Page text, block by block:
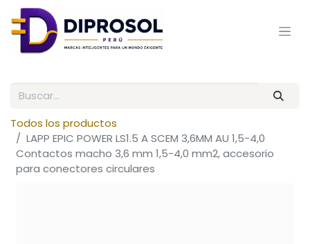
Todos los productos
LAPP EPIC POWER LS1.5 A SCEM 3,6MM AU 1,5-4,0
Contactos macho 3,6 mm 1,5-4,0 mm2, accesorio
para conectores circulares